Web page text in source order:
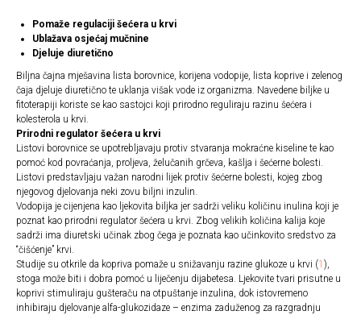
Pomaže regulaciji šećera u krvi
Ublažava osjećaj mučnine
Djeluje diuretično
Biljna čajna mješavina lista borovnice, korijena vodopije, lista koprive i zelenog
čaja djeluje diuretično te uklanja višak vode iz organizma. Navedene biljke u
fitoterapiji koriste se kao sastojci koji prirodno reguliraju razinu šećera i
kolesterola u krvi.
Prirodni regulator šećera u krvi
Listovi borovnice se upotrebljavaju protiv stvaranja mokraćne kiseline te kao
pomoć kod povraćanja, proljeva, želučanih grčeva, kašlja i šećerne bolesti.
Listovi predstavljaju važan narodni lijek protiv šećerne bolesti, kojeg zbog
njegovog djelovanja neki zovu biljni inzulin.
Vodopija je cijenjena kao ljekovita biljka jer sadrži veliku količinu inulina koji je
poznat kao prirodni regulator šećera u krvi. Zbog velikih količina kalija koje
sadrži ima diuretski učinak zbog čega je poznata kao učinkovito sredstvo za
“čišćenje” krvi.
Studije su otkrile da kopriva pomaže u snižavanju razine glukoze u krvi (1 ),
stoga može biti i dobra pomoć u liječenju dijabetesa. Ljekovite tvari prisutne u
koprivi stimuliraju gušteraču na otpuštanje inzulina, dok istovremeno
inhibiraju djelovanje alfa-glukozidaze – enzima zaduženog za razgradnju